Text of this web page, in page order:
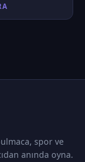
spor ve
anında oyna.